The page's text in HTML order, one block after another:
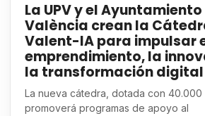
La UPV y el
València crean la
Valent-IA para impulsar
emprendimiento, la
la transformación digital
La nueva cátedra, dotada con 40.000
promoverá programas de apoyo al